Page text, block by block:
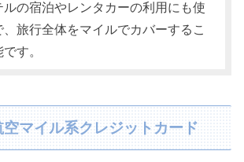
ルの宿泊やレンタカーの利用にも使
、旅行全体をマイルでカバーするこ
す。
マイル系クレジットカード